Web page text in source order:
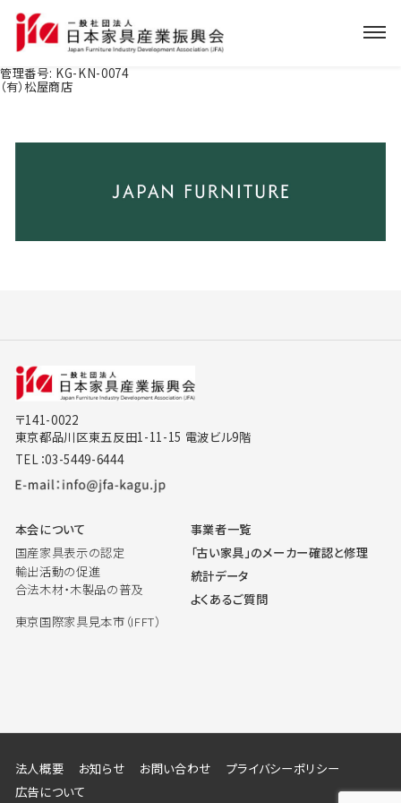
管理番号: KG-KN-0074
（有）松屋商店
〒141-0022
東京都品川区東五反田1-11-15 電波ビル9階
TEL：03-5449-6444
本会について
国産家具表示の認定
輸出活動の促進
合法木材・木製品の普及
東京国際家具見本市（IFFT）
事業者一覧
「古い家具」のメーカー確認と修理
統計データ
よくあるご質問
法人概要 お知らせ お問い合わせ
プライバシーポリシー
広告について